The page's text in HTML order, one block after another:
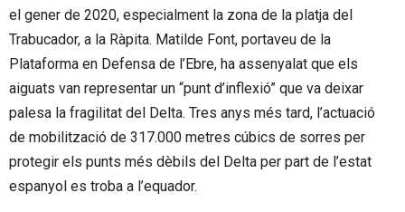
el gener de 2020, especialment la zona de la platja del
Trabucador, a la Ràpita. Matilde Font, portaveu de la
Plataforma en Defensa de l’Ebre, ha assenyalat que els
aiguats van representar un “punt d’inflexió” que va deixar
palesa la fragilitat del Delta. Tres anys més tard, l’actuació
de mobilització de 317.000 metres cúbics de sorres per
protegir els punts més dèbils del Delta per part de l’estat
espanyol es troba a l’equador.